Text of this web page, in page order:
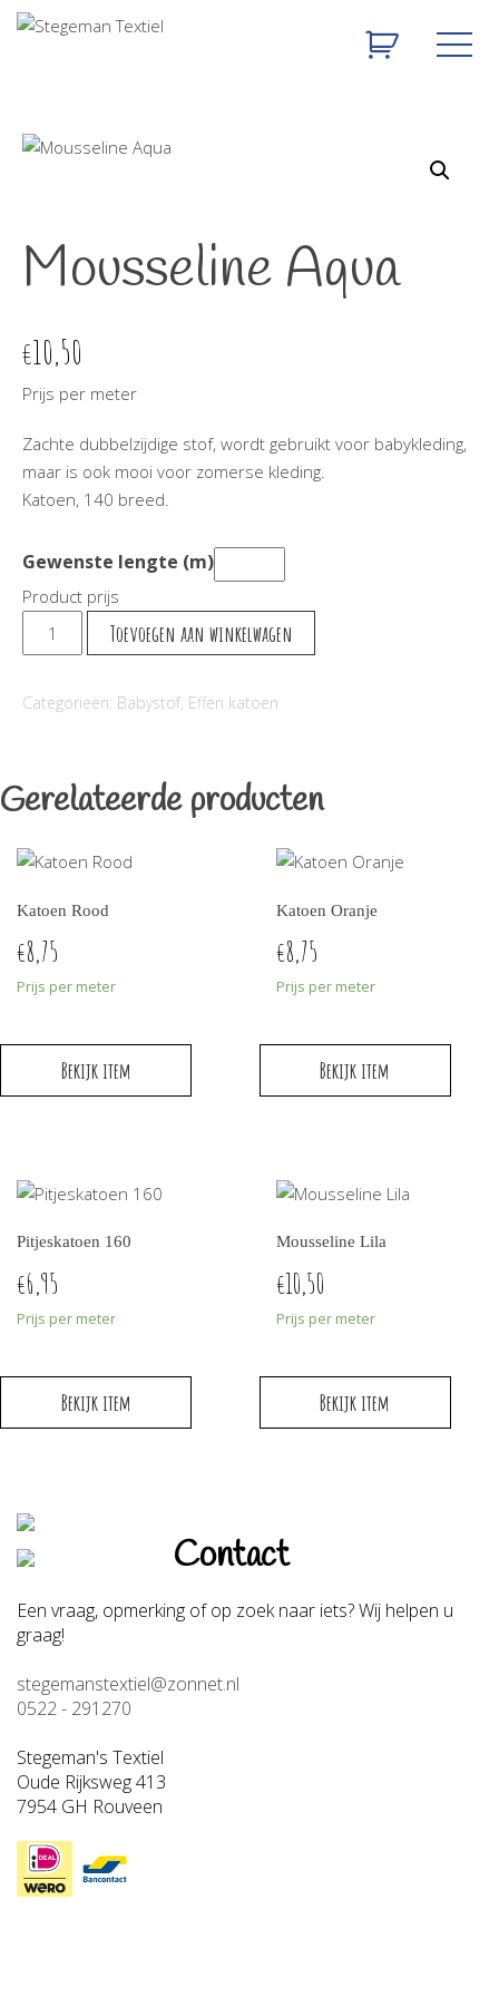
Mousseline Aqua
€10,50
Prijs per meter
Zachte dubbelzijdige stof, wordt gebruikt voor babykleding,
maar is ook mooi voor zomerse kleding.
Katoen, 140 breed.
Gewenste lengte (m)
Product prijs
Mousseline
Aqua
Toevoegen aan winkelwagen
Categorieën: Babystof, Effen katoen
Gerelateerde producten
Katoen Rood
€8,75
Prijs per meter
Bekijk item
Katoen Oranje
€8,75
Prijs per meter
Bekijk item
Pitjeskatoen 160
€6,95
Prijs per meter
Bekijk item
Mousseline Lila
€10,50
Prijs per meter
Bekijk item
Contact
Een vraag, opmerking of op zoek naar iets? Wij helpen u
graag!
stegemanstextiel@zonnet.nl
0522 - 291270
Stegeman's Textiel
Oude Rijksweg 413
7954 GH Rouveen